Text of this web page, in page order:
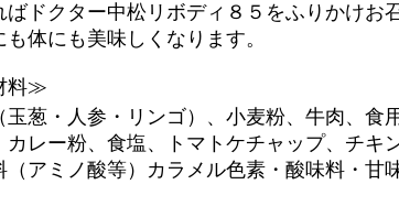
ばドクター中松リボディ８５をふりかけお
体にも美味しくなります。
料≫
玉葱・人参・リンゴ）、小麦粉、牛肉、食
カレー粉、食塩、トマトケチャップ、チキ
アミノ酸等）カラメル色素・酸味料・甘